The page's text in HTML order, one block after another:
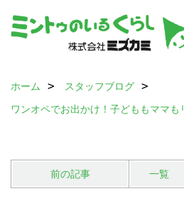
ホーム
スタッフブログ
ワンオペでお出かけ！子どももママも
前の記事 一覧